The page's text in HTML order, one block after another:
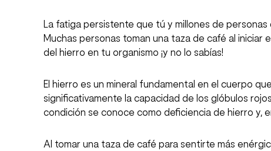
La fatiga persistente que tú y millones de
Muchas personas toman una taza de café al
del hierro en tu organismo ¡y no lo sabías!
El hierro es un mineral fundamental en el cuerpo
significativamente la capacidad de los glóbulos
condición se conoce como deficiencia de hierro y,
Al tomar una taza de café para sentirte más